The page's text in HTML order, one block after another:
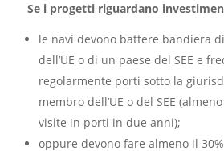
Se i progetti riguardano
le navi devono battere bandiera
dell’UE o di un paese del SEE e
regolarmente porti sotto la
membro dell’UE o del SEE
visite in porti in due anni);
oppure devono fare almeno il